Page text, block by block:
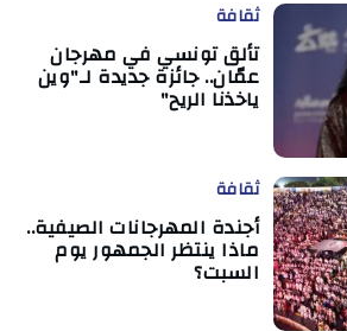
ثقافة
تألق تونسي في مهرجان
عمّان.. جائزة جديدة لـ"وين
ياخذنا الريح"
ثقافة
أجندة المهرجانات الصيفية..
ماذا ينتظر الجمهور يوم
السبت؟